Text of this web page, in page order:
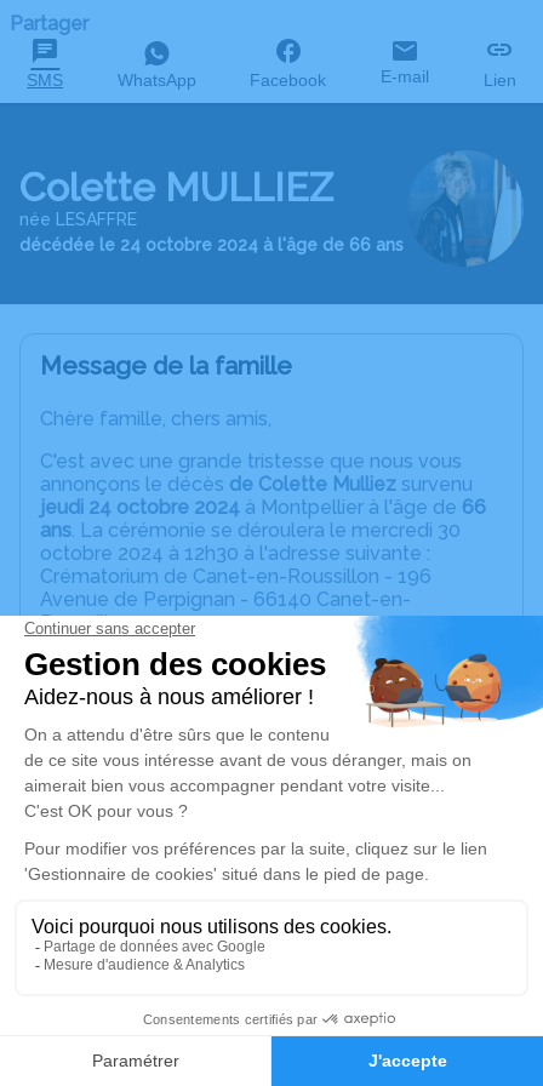
Faire-part Hommages
Partager
SMS WhatsApp Facebook E-mail Lien
Colette MULLIEZ
née LESAFFRE
décédée le 24 octobre 2024 à l'âge de 66 ans
Message de la famille
Chère famille, chers amis,
C'est avec une grande tristesse que nous vous
annonçons le décès de Colette Mulliez survenu
jeudi 24 octobre 2024 à Montpellier à l'âge de 66
ans. La cérémonie se déroulera le mercredi 30
octobre 2024 à 12h30 à l'adresse suivante :
Crématorium de Canet-en-Roussillon - 196
Avenue de Perpignan - 66140 Canet-en-
Roussillon.
Cet espace privé est destiné à recueillir vos
condoléances ou le souvenir d’un moment passé.
Un service de plantation d’arbre hommage est
disponible ici.
mercredi 30 octobre 2024 à 12h30
Crématorium de Canet-en-Roussillon
66140 Canet-en-Roussillon